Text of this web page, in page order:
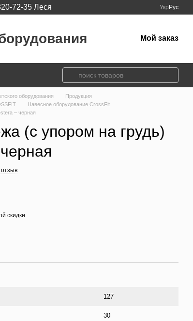
72-35 Леся Укр Рус
Мой заказ
оборудования
Продукция
Навесное оборудование CrossFit
– черная
(с упором на грудь)
отзыв
скидки
127
30